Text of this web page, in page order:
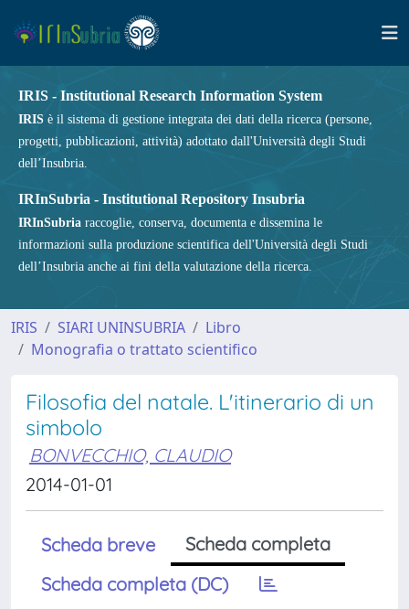
IRIS - Institutional Research Information System
IRIS è il sistema di gestione integrata dei dati della ricerca (persone,
progetti, pubblicazioni, attività) adottato dall'Università degli Studi
dell’Insubria.
IRInSubria - Institutional Repository Insubria
IRInSubria raccoglie, conserva, documenta e dissemina le
informazioni sulla produzione scientifica dell'Università degli Studi
dell’Insubria anche ai fini della valutazione della ricerca.
IRIS SIARI UNINSUBRIA
Libro
Monografia o trattato scientifico
Filosofia del natale. L'itinerario di un
simbolo
BONVECCHIO, CLAUDIO
2014-01-01
Scheda breve
Scheda completa
Scheda completa (DC)